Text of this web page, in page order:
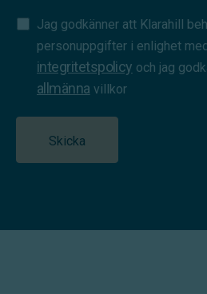
Samtycke
(Required)
Jag godkänner att Klarahill
personuppgifter i enlighet med
integritetspolicy och jag
allmänna villkor
Skicka